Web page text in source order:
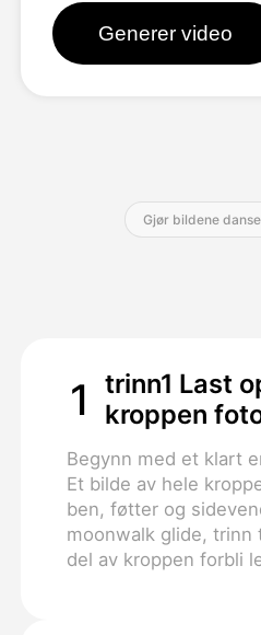
Blogg
Generer video
Gjør bildene
1
trinn1 Last
kroppen
Begynn med et klart
Et bilde av hele
ben, føtter og
moonwalk glide, trinn
del av kroppen forbli